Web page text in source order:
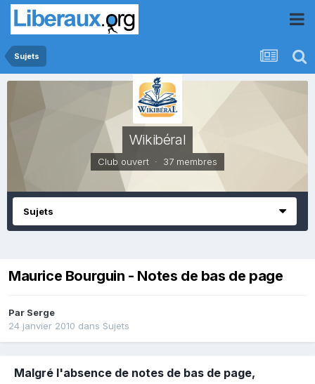
Sujets
Wikibéral
Club ouvert · 37 membres
Sujets
Maurice Bourguin - Notes de bas de page
Par Serge
24 janvier 2010 dans Sujets
Malgré l'absence de notes de bas de page,